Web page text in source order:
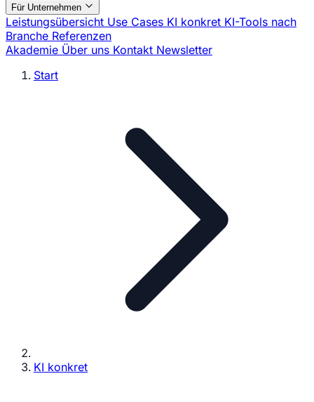
Für Unternehmen
Leistungsübersicht Use Cases KI konkret KI-Tools nach
Branche Referenzen
Akademie Über uns Kontakt Newsletter
Start
KI konkret